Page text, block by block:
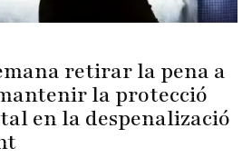
retirar la pena a
la protecció
en la despenalizació